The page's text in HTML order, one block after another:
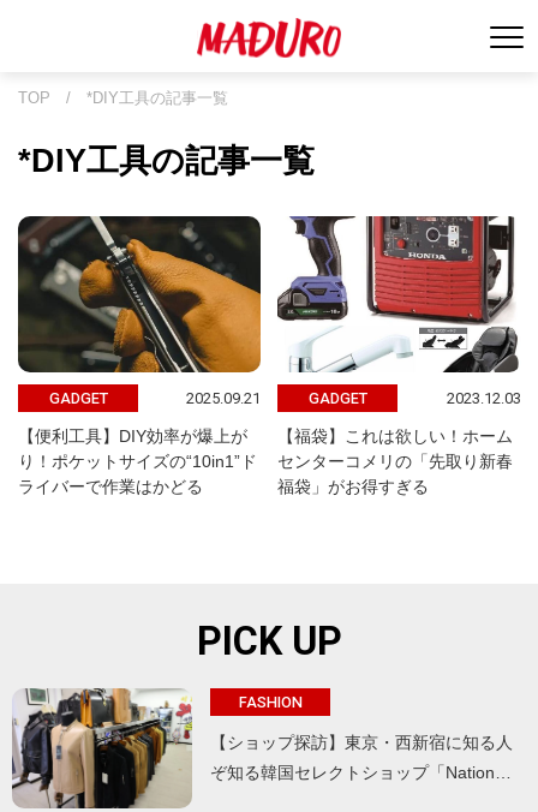
TOP / *DIY工具の記事一覧
*DIY工具の記事一覧
GADGET 2025.09.21
【便利工具】DIY効率が爆上が
り！ポケットサイズの“10in1”ド
ライバーで作業はかどる
GADGET 2023.12.03
【福袋】これは欲しい！ホーム
センターコメリの「先取り新春
福袋」がお得すぎる
PICK UP
FASHION
【ショップ探訪】東京・西新宿に知る人
ぞ知る韓国セレクトショップ「Nation…